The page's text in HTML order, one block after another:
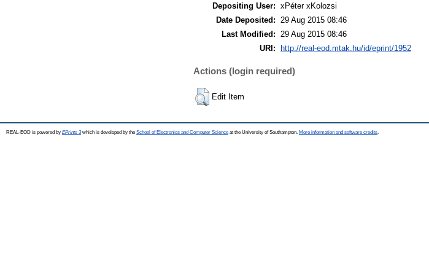
Depositing User: xPéter xKolozsi
Date Deposited: 29 Aug 2015 08:46
Last Modified: 29 Aug 2015 08:46
URI:
http://real-eod.mtak.hu/id/eprint/1952
Actions (login required)
Edit Item
REAL-EOD is powered by EPrints 3which is developed by the School of Electronics and Computer Science at the University of Southampton. More information and software credits